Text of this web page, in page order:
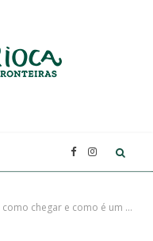
F I
Vista Chinesa: como chegar e como é um dos mirantes mais procurados no RJ